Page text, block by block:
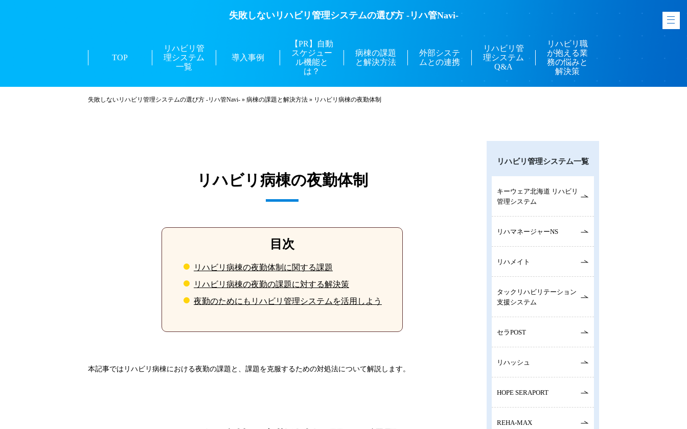
失敗しないリハビリ管理システムの選び方 -リハ管Navi-
TOP
リハビリ管
理システム
一覧
導入事例
【PR】自動
スケジュー
ル機能と
は？
病棟の課題
と解決方法
外部システ
ムとの連携
リハビリ管
理システム
Q&A
リハビリ職
が抱える業
務の悩みと
解決策
失敗しないリハビリ管理システムの選び方 -リハ管Navi- » 病棟の課題と解決方法 » リハビリ病棟の夜勤体制
リハビリ病棟の夜勤体制
目次
リハビリ病棟の夜勤体制に関する課題
リハビリ病棟の夜勤の課題に対する解決策
夜勤のためにもリハビリ管理システムを活用しよう
本記事ではリハビリ病棟における夜勤の課題と、課題を克服するための対処法について解説します。
リハビリ管理システム一覧
キーウェア北海道 リハビリ
管理システム
リハマネージャーNS
リハメイト
タックリハビリテーション
支援システム
セラPOST
リハッシュ
HOPE SERAPORT
REHA-MAX